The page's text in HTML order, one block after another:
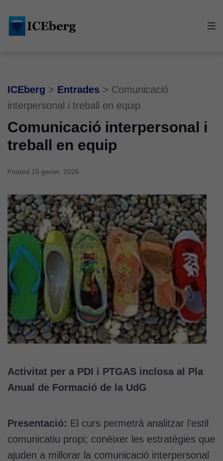
main
content
footer
ICEberg > Entrades > Comunicació
interpersonal i treball en equip
Comunicació interpersonal i
treball en equip
Posted 15 gener, 2026
Activitat per a PDI i PTGAS inclosa al Pla
Anual de Formació de la UdG
Presentació: El curs permetrà analitzar l’estil
comunicatiu propi; conèixer les estratègies que
ajuden a millorar la comunicació interpersonal